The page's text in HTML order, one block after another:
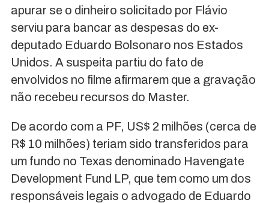
apurar se o dinheiro solicitado por Flávio
serviu para bancar as despesas do ex-
deputado Eduardo Bolsonaro nos Estados
Unidos. A suspeita partiu do fato de
envolvidos no filme afirmarem que a gravação
não recebeu recursos do Master.
De acordo com a PF, US$ 2 milhões (cerca de
R$ 10 milhões) teriam sido transferidos para
um fundo no Texas denominado Havengate
Development Fund LP, que tem como um dos
responsáveis legais o advogado de Eduardo